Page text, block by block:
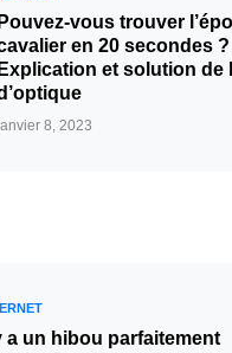
Pouvez-vous trouver
en 20 secondes ?
Explication et solution de
8, 2023
a un hibou parfaitement